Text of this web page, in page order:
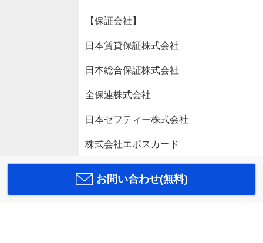
【保証会社】
日本賃貸保証株式会社
日本総合保証株式会社
全保連株式会社
日本セフティー株式会社
株式会社エポスカード
お問い合わせ(無料)